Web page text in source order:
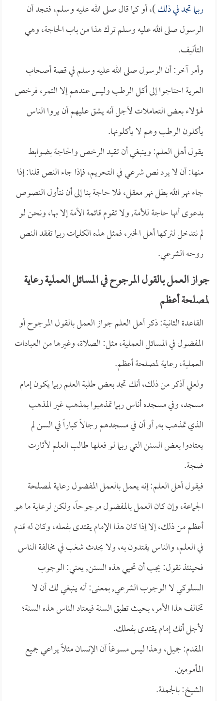
ربما تجد في ذلك)، أو كما قال صلى الله عليه وسلم، فتجد أن
الرسول صلى الله عليه وسلم ترك هذا من باب الحاجة، وهي
التأليف.
وأمر آخر: أن الرسول صلى الله عليه وسلم في قصة أصحاب
العرية احتاجوا إلى أكل الرطب وليس عندهم إلا التمر، فرخص
لهؤلاء بعض التعاملات لأجل أنه يشق عليهم أن يروا الناس
يأكلون الرطب وهم لا يأكلونها.
يقول أهل العلم: وينبغي أن تقيد الرخص والحاجة بضوابط
منها: أن لا يرد نص شرعي في التحريم، فإذا جاء النص قلنا: إذا
جاء نهر الله بطل نهر معقل، فلا حاجة بنا إلى أن نتأول النصوص
بدعوى أنها حاجة للأمة, ولا تقوم قائمة الأمة إلا بها، ونحن لو
لم نتدخل لتركها أهل الخير، فمثل هذه الكلمات ربما تفقد النص
روحه الشرعي.
جواز العمل بالقول المرجوح في المسائل العملية رعاية
لمصلحة أعظم
القاعدة الثانية: ذكر أهل العلم جواز العمل بالقول المرجوح أو
المفضول في المسائل العملية، مثل: الصلاة، وغيرها من العبادات
العملية، رعاية لمصلحة أعظم.
ولعلي أذكر من ذلك، أنك تجد بعض طلبة العلم ربما يكون إمام
مسجد، وفي مسجده أناس ربما تمذهبوا بمذهب غير المذهب
الذي تمذهب به, أو أن في مسجدهم رجالاً كباراً في السن لم
يعتادوا بعض السنن التي ربما لو فعلها طالب العلم لأثارت
ضجة.
فيقول أهل العلم: إنه يعمل بالعمل المفضول رعاية لمصلحة
الجماعة، وإن كان العمل بالمفضول مرجوحاً، ولكن لرعاية ما هو
أعظم من ذلك، إلا إذا كان هذا الإمام يقتدى بفعله، وكان له قدم
في العلم، والناس يقتدون به، ولا يحدث شغب في مخالفة الناس
فحينئذ نقول: يجب أن تحيي هذه السنن, يعني: الوجوب
السلوكي لا الوجوب الشرعي, بمعنى: أنه ينبغي لك أن لا
تخالف هذا الأمر، بحيث تطبق السنة فيعتاد الناس هذه السنة؛
لأجل أنك إمام يقتدى بفعلك.
المقدم: جميل، وهذا ليس مسوغاً أن الإنسان مثلاً يراعي جميع
المأمومين.
الشيخ: بالجملة.